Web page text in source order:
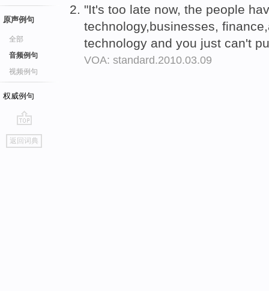
原声例句
全部
音频例句
视频例句
权威例句
go
top
返回词典
"It's too late now, the people
technology,businesses,
technology and you just can't
VOA: standard.2010.03.09